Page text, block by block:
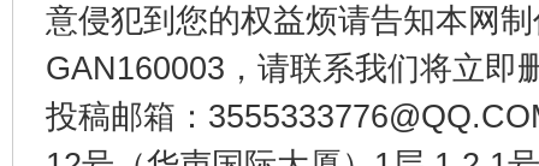
意侵犯到您的权益烦请告知本网
GAN160003，请联系我们将立即
投稿邮箱：
受贿1.44亿！段成刚被判无期 从幼